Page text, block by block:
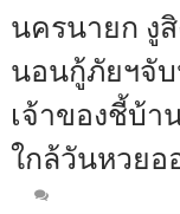
นครนายก งู
นอนกู้ภัยฯจั
เจ้าของชี้บ้า
ใกล้วันหวยอ